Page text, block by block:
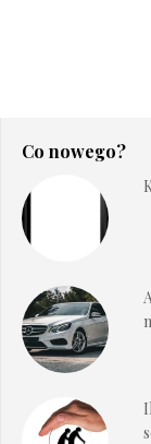
Co nowego?